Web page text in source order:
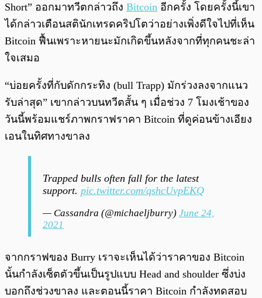
Short” ออกมาทวีตกล่าวถึง Bitcoin อีกครั้ง โดยครั้งนี้เขา
ได้กล่าวเตือนสตินักเทรดคริปโตว่าอย่างเพิ่งดีใจไปที่เห็น
Bitcoin ฟื้นเพราะหายนะมักเกิดขึ้นหลังจากที่ทุกคนชะล่า
ใจเสมอ
“บ่อยครั้งที่กับดักกระทิง (bull Trapp) มักร่วงลงจากแนว
รับล่าสุด” เขากล่าวบนทวีตสั้น ๆ เมื่อช่วง 7 โมงเช้าของ
วันนี้พร้อมแชร์ภาพกราฟราคา Bitcoin ที่ดูค่อนข้างเอียง
เอนในทิศทางขาลง
Trapped bulls often fall for the latest
support. pic.twitter.com/qshcUvpEKQ
— Cassandra (@michaeljburry) June 24,
2021
จากกราฟของ Burry เราจะเห็นได้ว่าราคาของ Bitcoin
นั้นกำลังเซ็ตตัวขึ้นเป็นรูปแบบ Head and shoulder ซึ่งบ่ง
บอกถึงช่วงขาลง และตอนนี้ราคา Bitcoin กำลังทดสอบ